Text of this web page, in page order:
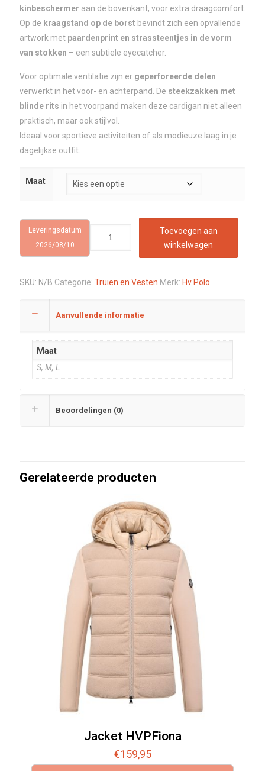
kinbeschermer aan de bovenkant, voor extra draagcomfort.
Op de kraagstand op de borst bevindt zich een opvallende
artwork met paardenprint en strassteentjes in de vorm
van stokken – een subtiele eyecatcher.
Voor optimale ventilatie zijn er geperforeerde delen
verwerkt in het voor- en achterpand. De steekzakken met
blinde rits in het voorpand maken deze cardigan niet alleen
praktisch, maar ook stijlvol.
Ideaal voor sportieve activiteiten of als modieuze laag in je
dagelijkse outfit.
Maat
Leveringsdatum
2026/08/10
Toevoegen aan
winkelwagen
SKU: N/B Categorie: Truien en Vesten Merk: Hv Polo
Aanvullende informatie
Maat
S, M, L
Beoordelingen (0)
Gerelateerde producten
Jacket HVPFiona
€159,95